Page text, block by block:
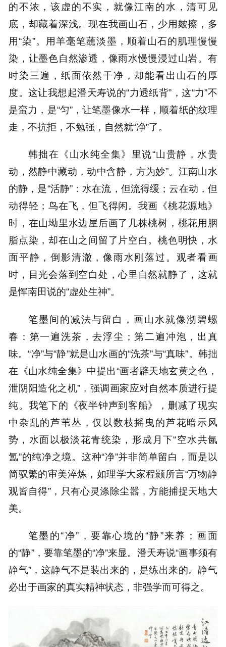
的不浓，该虚的不实，就像江南的水，清可见
底，却藏着深浅。现在我画山石，少用皴擦，多
用“染”。用羊毫笔蘸淡墨，顺着山石的肌理慢慢
染，让墨色自然渗透，像雨水慢慢浸过山岩。有
时染三遍，纸面依然干净，却能看出山石的厚
度。这让我想起潘天寿说的“力透纸背”，这“力”不
是蛮力，是“匀”，让笔墨像水一样，顺着纸的纹理
走，不抗拒，不勉强，自然就“净”了。
韩拙在《山水纯全集》里说“山贵静，水贵
动，然静中藏动，动中含静，方为妙”。江南山水
的静，是“活静”：水在流，但流得缓；云在动，但
动得轻；鸟在飞，但飞得闲。我画《桃花源地》
时，在山坳里水边屋后画了几株桃树，桃花用胭
脂点染，却在山之间留了片空白。桃色明快，水
面平静，倒影清澈，像雨水刚落过。观者看画
时，目光会落到空白处，心里自然就静了，这就
是恽南田说的“虚处生神”。
笔墨间的减法与留白，画山水就像沏碧螺
春：第一遍洗茶，去浮尘；第二遍冲泡，出真
味。“净”与“静”就是山水画的“洗茶”与“真味”。韩拙
在《山水纯全集》中提出“画者辟天地玄黄之色，
泄阴阳造化之机”，强调画家应对自然本质进行提
纯。我笔下的《夜半钟声到客船》，删减了现实
中杂乱的芦苇丛，仅以数枝摇曳的芦花暗示风
势，水面以极淡花青统染，形成月下“空水共氤
氲”的纯净之境。这种“净”并非简单留白，而是以
简驭繁的审美淬炼，如理学大家程颢所言“万物静
观皆自得”，只有心灵涤除尘嚣，方能捕捉天地大
美。
笔墨的“净”，要靠心境的“静”来养；画面
的“静”，要靠笔墨的“净”来显。潘天寿说“画事须有
静气”，这静气不是装出来的，是练出来的。静气
必出于画家的真实精神状态，非强学而可得之。